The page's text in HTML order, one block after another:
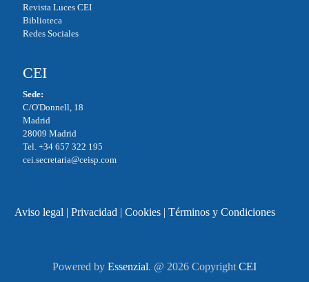
Revista Luces CEI
Biblioteca
Redes Sociales
CEI
Sede:
C/O'Donnell, 18
Madrid
28009 Madrid
Tel. +34 657 322 195
cei.secretaria@ceisp.com
Aviso legal | Privacidad | Cookies| Términos y Condiciones
Powered by Essenzial. @ 2026 Copyright CEI